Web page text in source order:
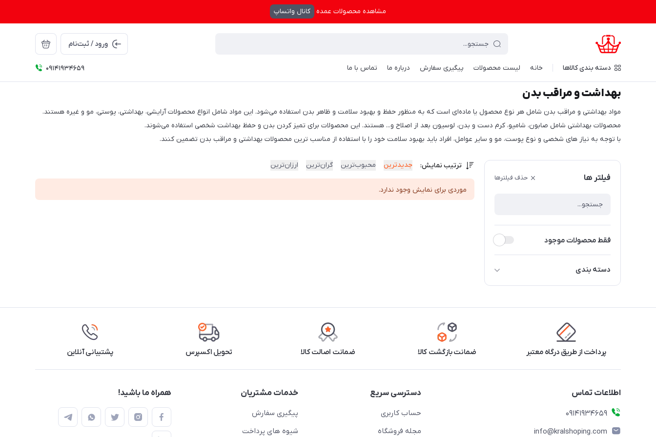
مشاهده محصولات عمده کانال واتساپ
ورود / ثبت‌نام
دسته‌ بندی کالاها خانه لیست محصولات پیگیری سفارش درباره ما تماس با ما 09141934659 کرال شاپینگ / شوینده و بهداشتی / بهداشت و مراقب بدن
بهداشت و مراقب بدن
مواد بهداشتی و مراقب بدن شامل هر نوع محصول یا ماده‌ای است که به منظور حفظ و بهبود سلامت و ظاهر بدن استفاده می‌شود. این مواد شامل انواع محصولات آرایشی، بهداشتی، پوستی، مو و غیره هستند.
محصولات بهداشتی شامل صابون، شامپو، کرم دست و بدن، لوسیون بعد از اصلاح و... هستند. این محصولات برای تمیز کردن بدن و حفظ بهداشت شخصی استفاده می‌شوند.
با توجه به نیاز های شخصی و نوع پوست، مو و سایر عوامل، افراد باید بهبود سلامت خود را با استفاده از مناسب ترین محصولات بهداشتی و مراقب بدن تضمین کنند.
فیلتر ها حذف فیلترها
فقط محصولات موجود
دسته بندی
کرم و لوسیون دست و بدن
شوینده دست و بدن
دستمال مرطوب
مراقب دست
پوشک و نوار بهداشتی
ضد تعریق
ترتیب نمایش: جدیدترین محبوب‌ترین گران‌ترین ارزان‌ترین
موردی برای نمایش وجود ندارد.
پرداخت از طریق درگاه معتبر ضمانت بازگشت کالا ضمانت اصالت کالا تحویل اکسپرس پشتیبانی آنلاین
اطلاعات تماس
09141934659
info@kralshoping.com
دسترسی سریع
حساب کاربری
مجله فروشگاه
خدمات مشتریان
پیگیری سفارش
شیوه های پرداخت
همراه ما باشید!